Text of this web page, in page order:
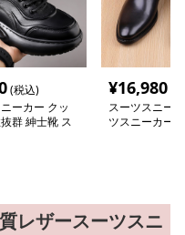
(税込)
ーカー クッ
群 紳士靴 ス
¥16,980
スーツスニー
ツスニーカー
レザースーツスニ